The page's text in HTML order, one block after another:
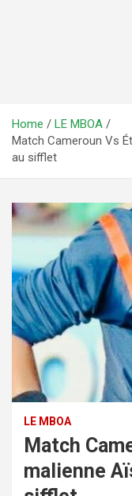
Home
LE MBOA
Match Cameroun Vs
au sifflet
LE MBOA
Match
malienne